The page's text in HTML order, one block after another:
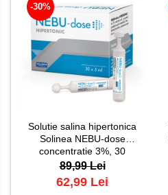
-30%
Solutie salina hipertonica
Solinea NEBU-dose
concentratie 3%, 30
monodoze x 5 ml
89,99 Lei
62,99 Lei